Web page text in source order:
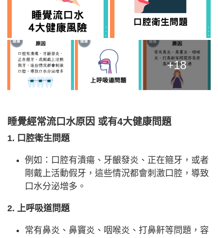
+18
睡覺經常流口水原因 或有4大健康問題
1. 口腔衛生問題
例如：口腔有潰瘍、牙齦發炎、正在箍牙，或者
剛戴上活動假牙，這些情況都會刺激口腔，導致
口水分泌增多。
2. 上呼吸道問題
常有鼻炎、鼻竇炎、咽喉炎、打鼻鼾等問題，容